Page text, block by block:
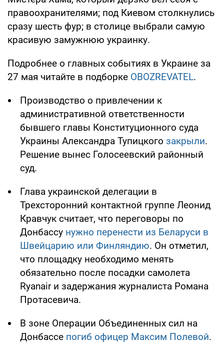
правоохранителями; под Киевом столкнулись
сразу шесть фур; в столице выбрали самую
красивую замужнюю украинку.
Подробнее о главных событиях в Украине за
27 мая читайте в подборке OBOZREVATEL.
Производство о привлечении к
административной ответственности
бывшего главы Конституционного суда
Украины Александра Тупицкого закрыли.
Решение вынес Голосеевский районный
суд.
Глава украинской делегации в
Трехсторонний контактной группе Леонид
Кравчук считает, что переговоры по
Донбассу нужно перенести из Беларуси в
Швейцарию или Финляндию. Он отметил,
что площадку необходимо менять
обязательно после посадки самолета
Ryanair и задержания журналиста Романа
Протасевича.
В зоне Операции Объединенных сил на
Донбассе погиб офицер Максим Полевой.